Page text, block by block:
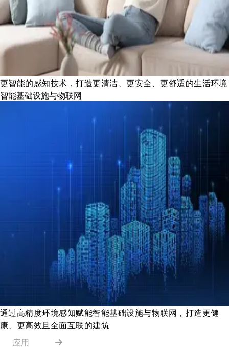
更智能的感知技术，打造更清洁、更安全、更舒适的生活环境
智能基础设施与物联网
通过高精度环境感知赋能智能基础设施与物联网，打造更健
康、更高效且全面互联的建筑
应用